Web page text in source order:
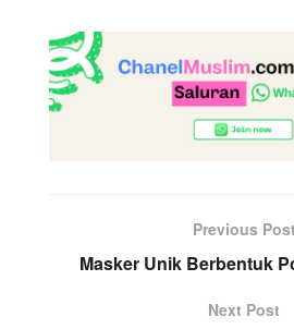
Previous Post
Masker Unik Berbentuk
Next Post